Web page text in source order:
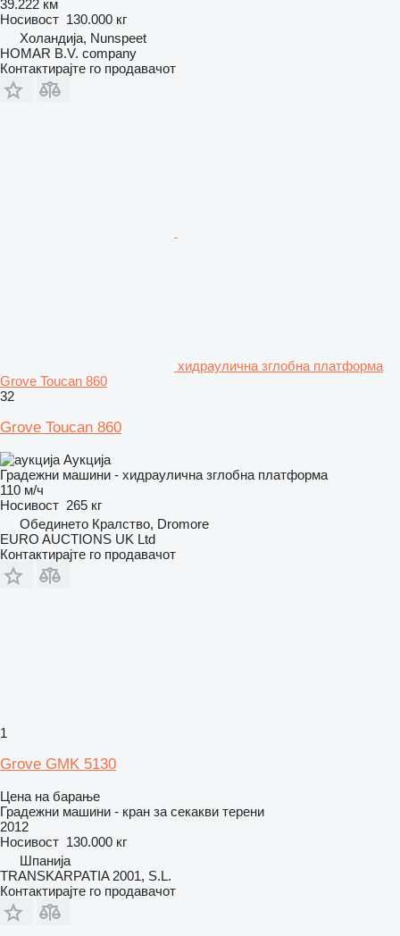
39.222 км
Носивост 130.000 кг
Холандија, Nunspeet
HOMAR B.V. company
Контактирајте го продавачот
хидраулична зглобна платформа
Grove Toucan 860
32
Grove Toucan 860
Аукција
Градежни машини - хидраулична зглобна платформа
110 м/ч
Носивост 265 кг
Обединето Кралство, Dromore
EURO AUCTIONS UK Ltd
Контактирајте го продавачот
1
Grove GMK 5130
Цена на барање
Градежни машини - кран за секакви терени
2012
Носивост 130.000 кг
Шпанија
TRANSKARPATIA 2001, S.L.
Контактирајте го продавачот